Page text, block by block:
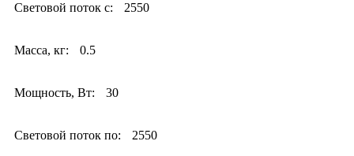
Световой поток с: 2550
Масса, кг: 0.5
Мощность, Вт: 30
Световой поток по: 2550